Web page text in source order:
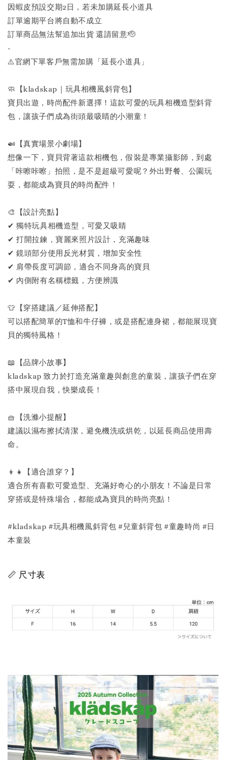
因蝦皮預設交期2日，若未加購延長小道具
訂單逾期平台將自動不成立
訂單商品無法幫追加出貨 還請留意🫡
-
⚠️官網下單客戶無需加購「延長小道具」
🧼【kladskap｜玩具相機風斜背包】
寶貝出遊，時尚配件新選擇！這款可愛的玩具相機造型斜背
包，讓孩子們成為街頭最吸睛的小潮童！
🍛【真實場景小劇場】
想像一下，寶貝背著這款相機包，假裝是專業攝影師，到處
「咔嚓咔嚓」拍照，是不是超級可愛呢？外出野餐、公園玩
耍，都能成為寶貝的時尚配件！
🎨【設計亮點】
✔ 獨特玩具相機造型，可愛又吸睛
✔ 打開拉鍊，寶麗來照片設計，充滿趣味
✔ 鏡頭部分使用反光材質，增加安全性
✔ 肩帶長度可調節，適合不同身高的寶貝
✔ 內側附有名稱標籤，方便辨識
👕【穿搭建議／延伸搭配】
可以搭配簡單的T恤和牛仔褲，或是搭配連身裙，都能展現寶
貝的獨特風格！
📖【品牌小故事】
kladskap 致力於打造充滿童趣與創意的童裝，讓孩子們在穿
搭中展現自我，快樂成長！
🧺【洗滌小提醒】
建議以濕布擦拭清潔，避免機洗或烘乾，以延長商品使用壽
命。
👦👧【適合誰穿？】
適合所有喜歡可愛造型、充滿好奇心的小朋友！不論是日常
穿搭或是特殊場合，都能成為寶貝的時尚亮點！
#kladskap #玩具相機風斜背包 #兒童斜背包 #童趣時尚 #日
本童裝
📏 尺寸表